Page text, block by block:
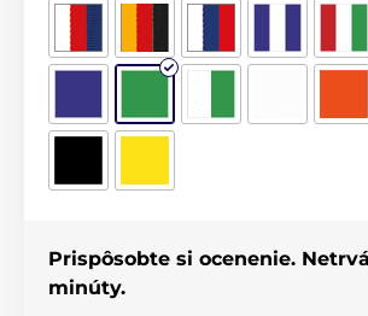
Prispôsobte si ocenenie.
minúty.